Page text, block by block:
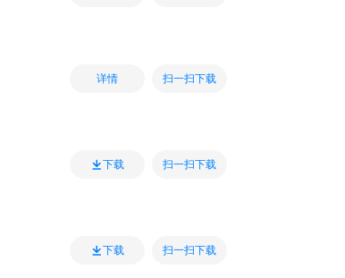
详情 扫一扫下载
下载 扫一扫下载
下载 扫一扫下载